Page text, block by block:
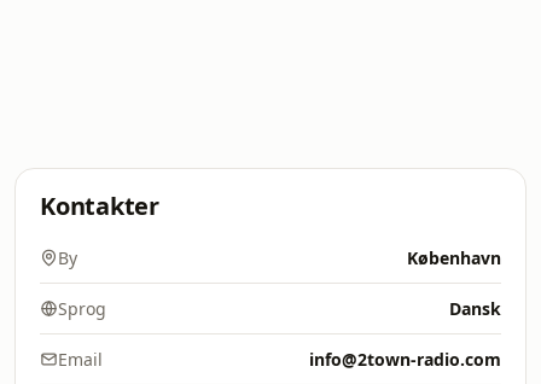
Kontakter
By København
Sprog Dansk
Email info@2town-radio.com